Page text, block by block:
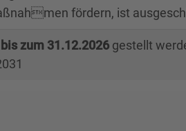
fördern, ist
bis zum 31.12.2026gestellt